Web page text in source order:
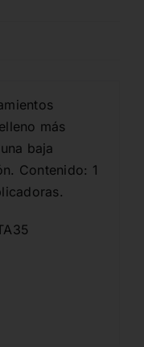
más
baja
Contenido: 1